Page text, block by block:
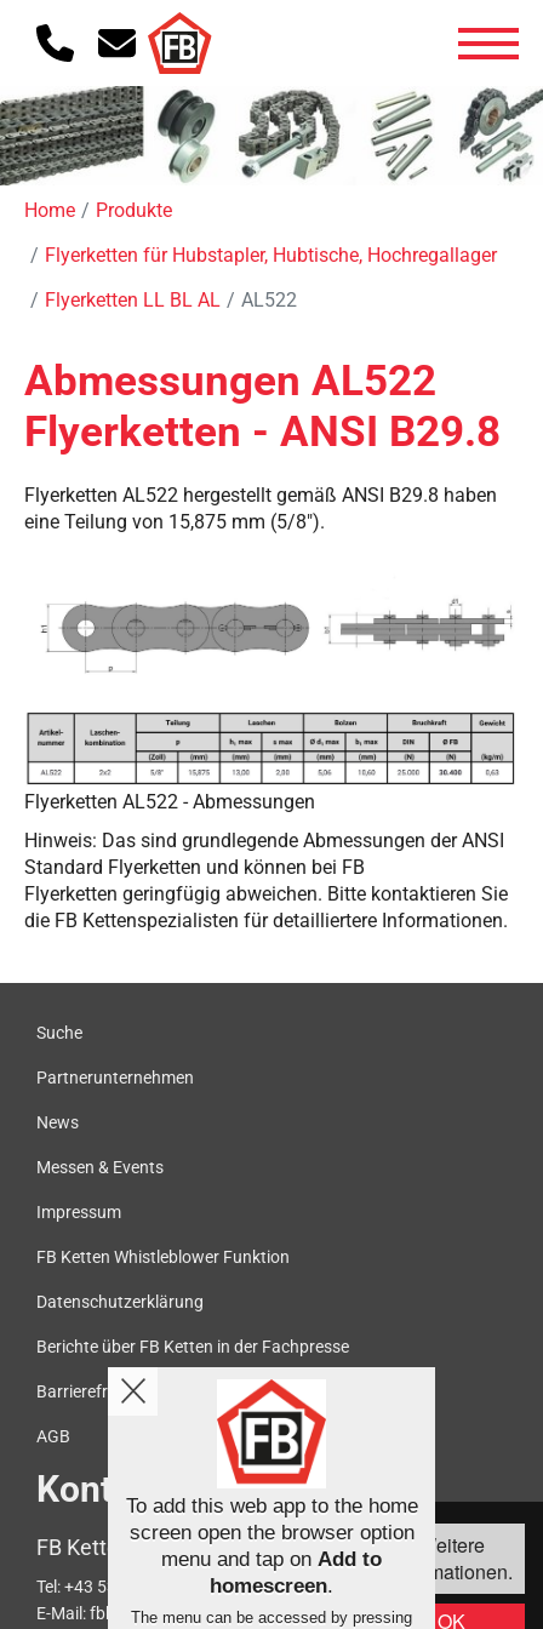
Diese Webseite
verwendet Cookies,
um die
Weitere
Informationen.
OK
Home
Produkte
Flyerketten für Hubstapler, Hubtische, Hochregallager
Flyerketten LL BL AL
AL522
Abmessungen AL522
Flyerketten - ANSI B29.8
Flyerketten AL522 hergestellt gemäß ANSI B29.8 haben
eine Teilung von 15,875 mm (5/8").
Flyerketten AL522 - Abmessungen
Hinweis: Das sind grundlegende Abmessungen der ANSI
Standard Flyerketten und können bei FB
Flyerketten geringfügig abweichen. Bitte kontaktieren Sie
die FB Kettenspezialisten für detailliertere Informationen.
Suche
Partnerunternehmen
News
Messen & Events
Impressum
FB Ketten Whistleblower Funktion
Datenschutzerklärung
Berichte über FB Ketten in der Fachpresse
Barrierefreiheit
AGB
Kontakt
FB Ketten Handelsgesellschaft mbH
Tel:+43 5372 61466
E-Mail:fbketten@fb-ketten.com
To add this web app to the home
screen open the browser option
menu and tap on Add to
homescreen.
The menu can be accessed by pressing